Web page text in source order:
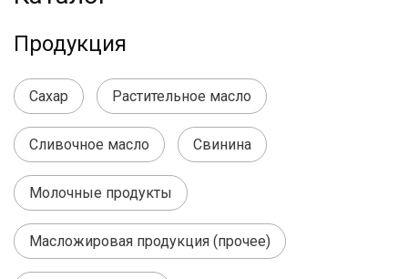
Продукция
Сахар Растительное масло
Сливочное масло Свинина
Молочные продукты
Масложировая продукция (прочее)